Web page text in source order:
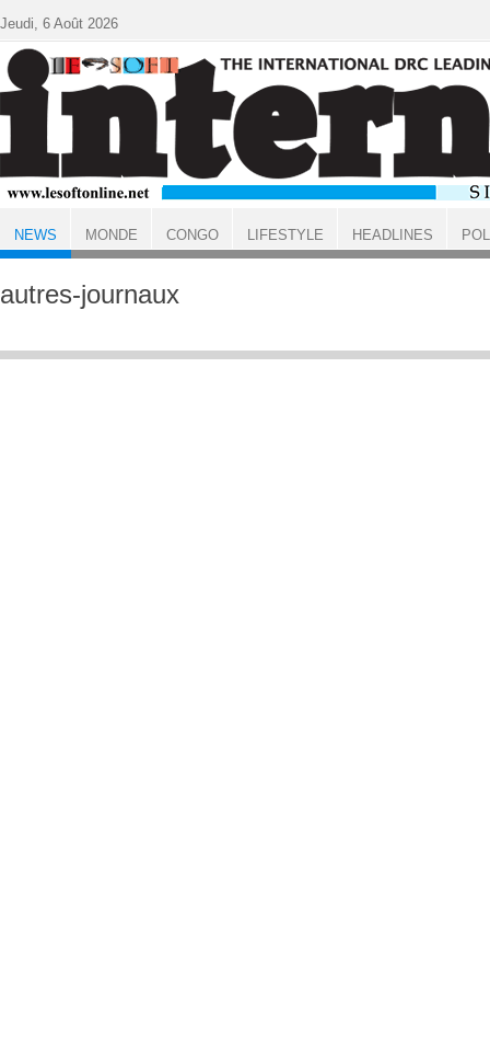
ACCUEIL NEWS
autres-journaux
Jeudi, 6 Août 2026
NEWS MONDE CONGO LIFESTYLE HEADLINES